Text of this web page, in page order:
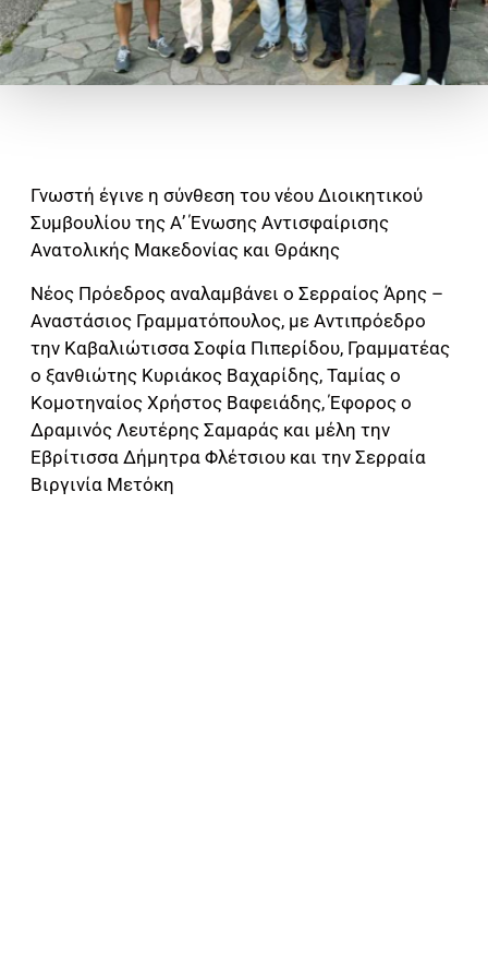
Γνωστή έγινε η σύνθεση του νέου Διοικητικού
Συμβουλίου της Α’ Ένωσης Αντισφαίρισης
Ανατολικής Μακεδονίας και Θράκης
Νέος Πρόεδρος αναλαμβάνει ο Σερραίος Άρης –
Αναστάσιος Γραμματόπουλος, με Αντιπρόεδρο
την Καβαλιώτισσα Σοφία Πιπερίδου, Γραμματέας
ο ξανθιώτης Κυριάκος Βαχαρίδης, Ταμίας ο
Κομοτηναίος Χρήστος Βαφειάδης, Έφορος ο
Δραμινός Λευτέρης Σαμαράς και μέλη την
Εβρίτισσα Δήμητρα Φλέτσιου και την Σερραία
Βιργινία Μετόκη